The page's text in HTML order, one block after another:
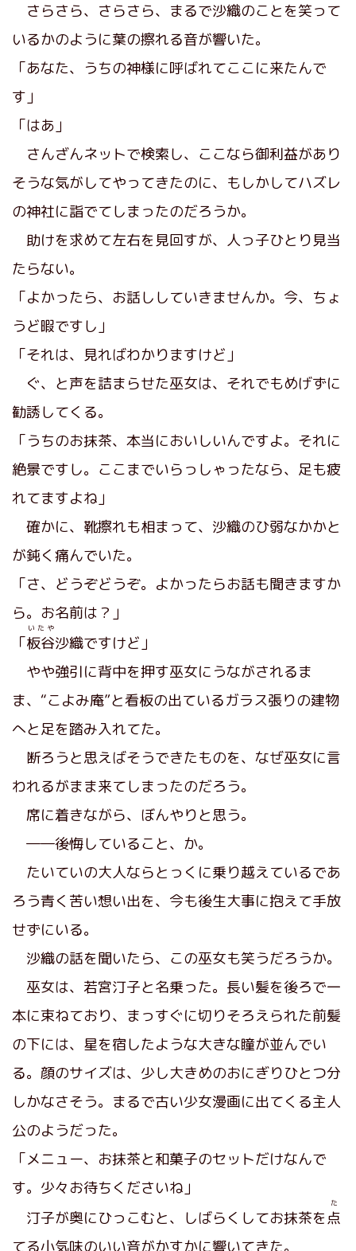
さらさら、さらさら、まるで沙織のことを笑って
いるかのように葉の擦れる音が響いた。
「あなた、うちの神様に呼ばれてここに来たんで
す」
「はあ」
さんざんネットで検索し、ここなら御利益があり
そうな気がしてやってきたのに、もしかしてハズレ
の神社に詣でてしまったのだろうか。
助けを求めて左右を見回すが、人っ子ひとり見当
たらない。
「よかったら、お話ししていきませんか。今、ちょ
うど暇ですし」
「それは、見ればわかりますけど」
ぐ、と声を詰まらせた巫女は、それでもめげずに
勧誘してくる。
「うちのお抹茶、本当においしいんですよ。それに
絶景ですし。ここまでいらっしゃったなら、足も疲
れてますよね」
確かに、靴擦れも相まって、沙織のひ弱なかかと
が鈍く痛んでいた。
「さ、どうぞどうぞ。よかったらお話も聞きますか
ら。お名前は？」
「板谷
いたや
沙織ですけど」
やや強引に背中を押す巫女にうながされるま
ま、“こよみ庵”と看板の出ているガラス張りの建物
へと足を踏み入れてた。
断ろうと思えばそうできたものを、なぜ巫女に言
われるがまま来てしまったのだろう。
席に着きながら、ぼんやりと思う。
――後悔していること、か。
たいていの大人ならとっくに乗り越えているであ
ろう青く苦い想い出を、今も後生大事に抱えて手放
せずにいる。
沙織の話を聞いたら、この巫女も笑うだろうか。
巫女は、若宮汀子と名乗った。長い髪を後ろで一
本に束ねており、まっすぐに切りそろえられた前髪
の下には、星を宿したような大きな瞳が並んでい
る。顔のサイズは、少し大きめのおにぎりひとつ分
しかなさそう。まるで古い少女漫画に出てくる主人
公のようだった。
「メニュー、お抹茶と和菓子のセットだけなんで
す。少々お待ちくださいね」
汀子が奥にひっこむと、しばらくしてお抹茶を点
た
てる小気味のいい音がかすかに響いてきた。